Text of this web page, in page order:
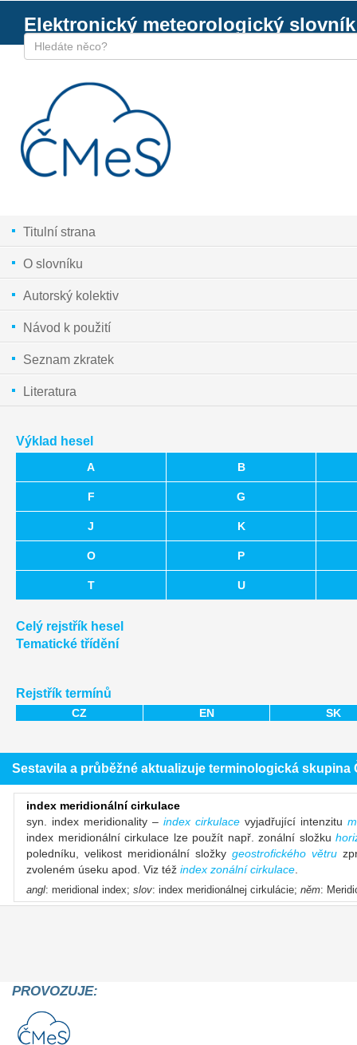
Elektronický meteorologický slovník
Titulní strana
O slovníku
Autorský kolektiv
Návod k použití
Seznam zkratek
Literatura
Výklad hesel
A B
F G
J K
O P
T U
Celý rejstřík hesel
Tematické třídění
Rejstřík termínů
CZ EN SK
Sestavila a průběžné aktualizuje terminologická
index meridionální cirkulace
syn. index meridionality –index cirkulace vyjadřující intenzitu
index meridionální cirkulace lze použít např. zonální složku
poledníku, velikost meridionální složky geostrofického větru
zvoleném úseku apod. Viz též index zonální cirkulace
angl: meridional index; slov: index meridionálnej cirkulácie; něm:
PROVOZUJE: